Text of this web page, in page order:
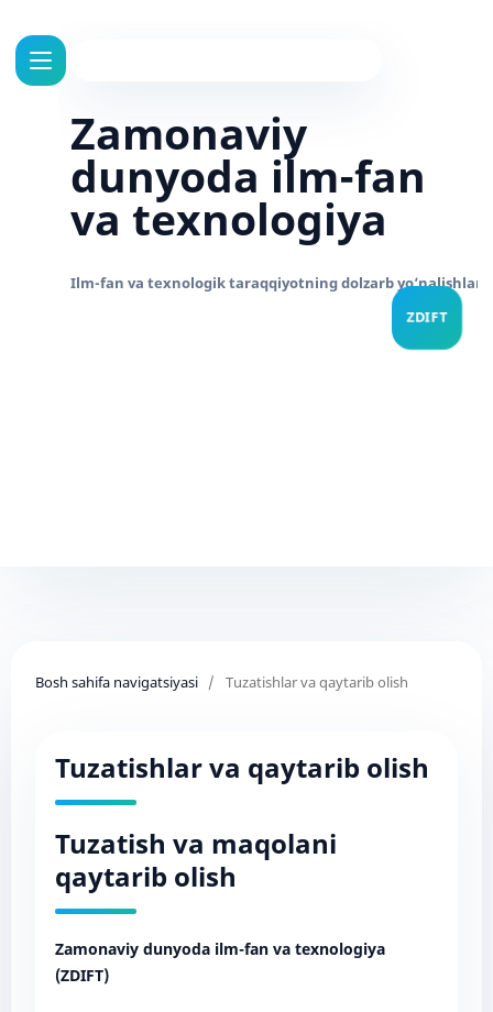
Zamonaviy
dunyoda ilm-fan
va texnologiya
Bosh sahifa navigatsiyasi / Tuzatishlar va qaytarib olish
Tuzatishlar va qaytarib olish
Tuzatish va maqolani
qaytarib olish
Zamonaviy dunyoda ilm-fan va texnologiya
(ZDIFT)